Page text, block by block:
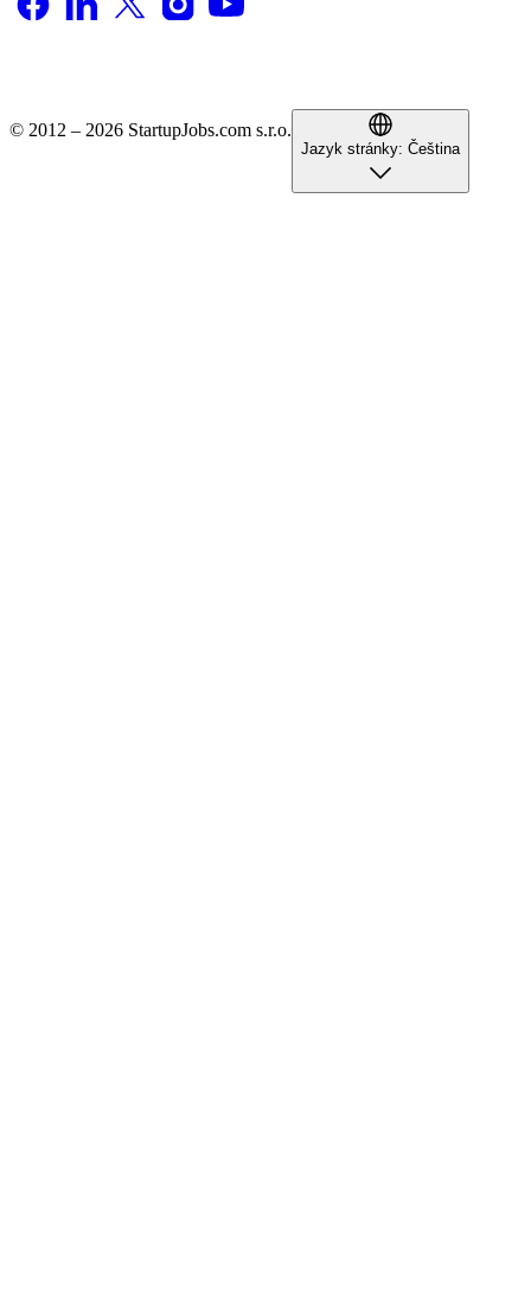
© 2012 – 2026 StartupJobs.com s.r.o.
Jazyk stránky: Čeština